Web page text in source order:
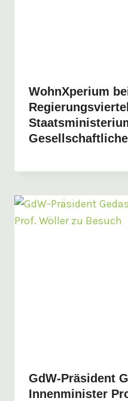
WohnXperium
GdW-Präsident
Innenminister